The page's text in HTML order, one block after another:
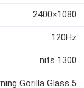
1080×2400
120Hz
1300 nits
Gorilla Glass 5